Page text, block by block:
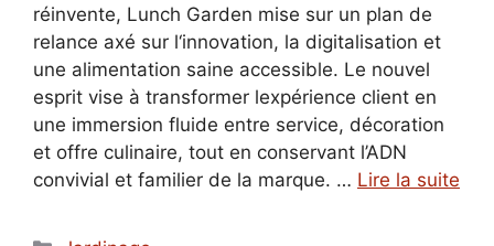
réinvente, Lunch Garden mise sur un plan de
relance axé sur l‘innovation, la digitalisation et
une alimentation saine accessible. Le nouvel
esprit vise à transformer lexpérience client en
une immersion fluide entre service, décoration
et offre culinaire, tout en conservant l’ADN
convivial et familier de la marque. … Lire la suite